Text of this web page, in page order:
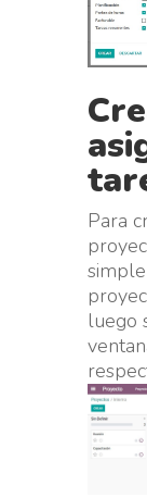
Para
luego